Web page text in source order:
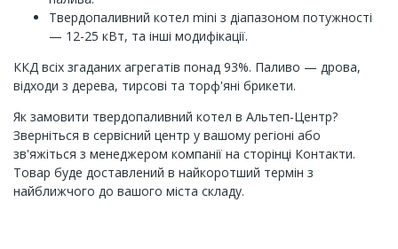
Твердопаливний котел mini з діапазоном потужності
— 12-25 кВт, та інші модифікації.
ККД всіх згаданих агрегатів понад 93%. Паливо — дрова,
відходи з дерева, тирсові та торф'яні брикети.
Як замовити твердопаливний котел в Альтеп-Центр?
Зверніться в сервісний центр у вашому регіоні або
зв'яжіться з менеджером компанії на сторінці Контакти.
Товар буде доставлений в найкоротший термін з
найближчого до вашого міста складу.